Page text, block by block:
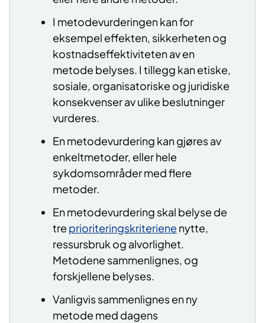
I metodevurderingen kan for
eksempel effekten, sikkerheten og
kostnadseffektiviteten av en
metode belyses. I tillegg kan etiske,
sosiale, organisatoriske og juridiske
konsekvenser av ulike beslutninger
vurderes.
En metodevurdering kan gjøres av
enkeltmetoder, eller hele
sykdomsområder med flere
metoder.
En metodevurdering skal belyse de
tre prioriteringskriteriene nytte,
ressursbruk og alvorlighet.
Metodene sammenlignes, og
forskjellene belyses.
Vanligvis sammenlignes en ny
metode med dagens